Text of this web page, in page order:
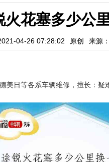
火花塞多少公
04-26 07:28:02 原创 来源